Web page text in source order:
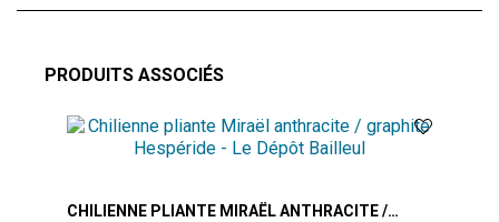
PRODUITS ASSOCIÉS
CHILIENNE PLIANTE MIRAËL ANTHRACITE /